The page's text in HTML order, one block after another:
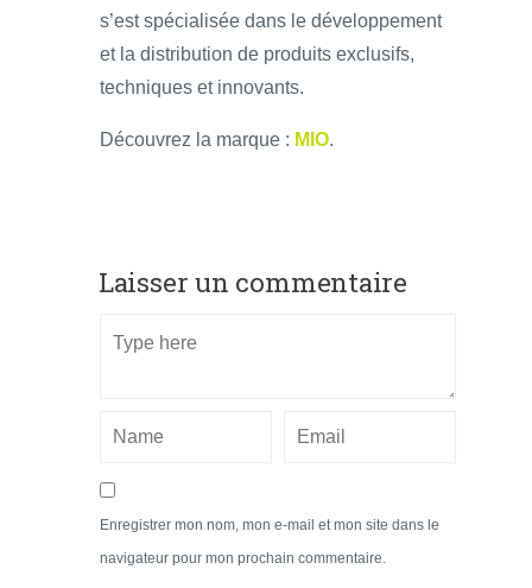
s’est spécialisée dans le développement
et la distribution de produits exclusifs,
techniques et innovants.
Découvrez la marque : MIO.
Laisser un commentaire
Enregistrer mon nom, mon e-mail et mon site dans le
navigateur pour mon prochain commentaire.